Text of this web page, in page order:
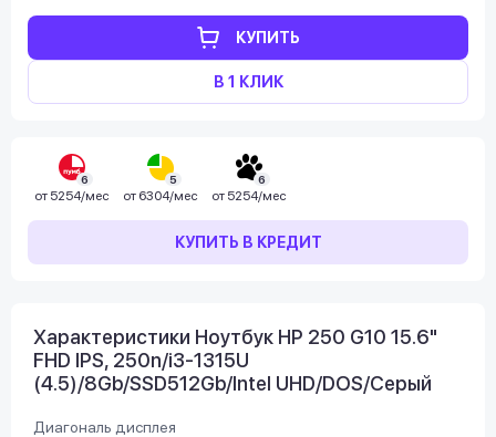
КУПИТЬ
В 1 КЛИК
6
от 5254/мес
5
от 6304/мес
6
от 5254/мес
КУПИТЬ В КРЕДИТ
Характеристики Ноутбук HP 250 G10 15.6"
FHD IPS, 250n/i3-1315U
(4.5)/8Gb/SSD512Gb/Intel UHD/DOS/Серый
Диагональ дисплея